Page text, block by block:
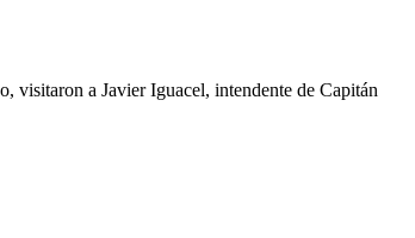
visitaron a Javier Iguacel, intendente de Capitán